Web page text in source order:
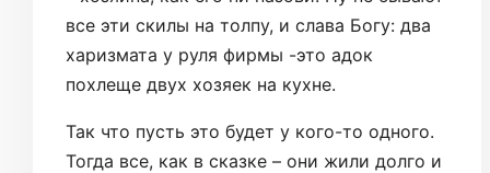
все эти скилы на толпу, и слава Богу: два
харизмата у руля фирмы -это адок
похлеще двух хозяек на кухне.
Так что пусть это будет у кого-то одного.
Тогда все, как в сказке – они жили долго и